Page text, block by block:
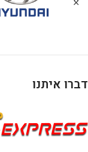
דברו איתנו